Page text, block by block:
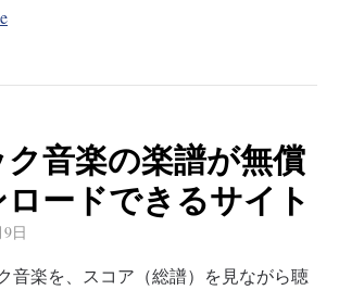
音楽の楽譜が無償
ードできるサイト
日
音楽を、スコア（総譜）を見ながら聴